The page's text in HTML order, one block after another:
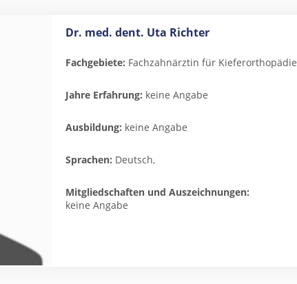
Dr. med. dent. Uta Richter
Fachgebiete: Fachzahnärztin für Kieferorthopädie
Jahre Erfahrung: keine Angabe
Ausbildung: keine Angabe
Sprachen: Deutsch,
Mitgliedschaften und Auszeichnungen:
keine Angabe